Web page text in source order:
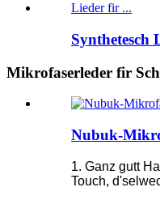
Synthetesch
Mikrofaserleder fir
Nubuk-
1. Ganz gutt
Touch,